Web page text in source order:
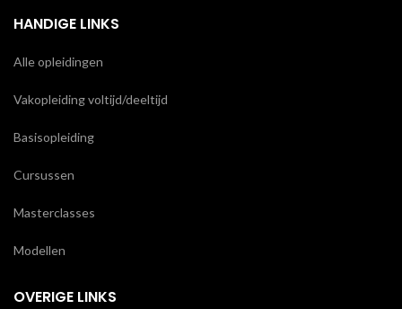
HANDIGE LINKS
Alle opleidingen
Vakopleiding voltijd/deeltijd
Basisopleiding
Cursussen
Masterclasses
Modellen
OVERIGE LINKS